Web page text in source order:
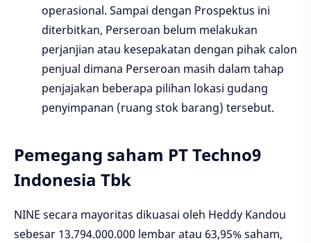
operasional. Sampai dengan Prospektus ini
diterbitkan, Perseroan belum melakukan
perjanjian atau kesepakatan dengan pihak calon
penjual dimana Perseroan masih dalam tahap
penjajakan beberapa pilihan lokasi gudang
penyimpanan (ruang stok barang) tersebut.
Pemegang saham PT Techno9
Indonesia Tbk
NINE secara mayoritas dikuasai oleh Heddy Kandou
sebesar 13.794.000.000 lembar atau 63,95% saham,